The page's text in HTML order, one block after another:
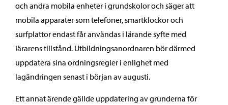
och andra mobila enheter i grundskolor och säger att
mobila apparater som telefoner, smartklockor och
surfplattor endast får användas i lärande syfte med
lärarens tillstånd. Utbildningsanordnaren bör därmed
uppdatera sina ordningsregler i enlighet med
lagändringen senast i början av augusti.
Ett annat ärende gällde uppdatering av grunderna för